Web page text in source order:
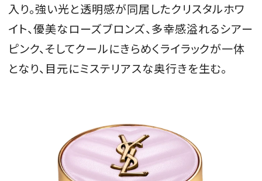
入り。強い光と透明感が同居したクリスタルホワ
イト、優美なローズブロンズ、多幸感溢れるシアー
ピンク、そしてクールにきらめくライラックが一体
となり、目元にミステリアスな奥行きを生む。